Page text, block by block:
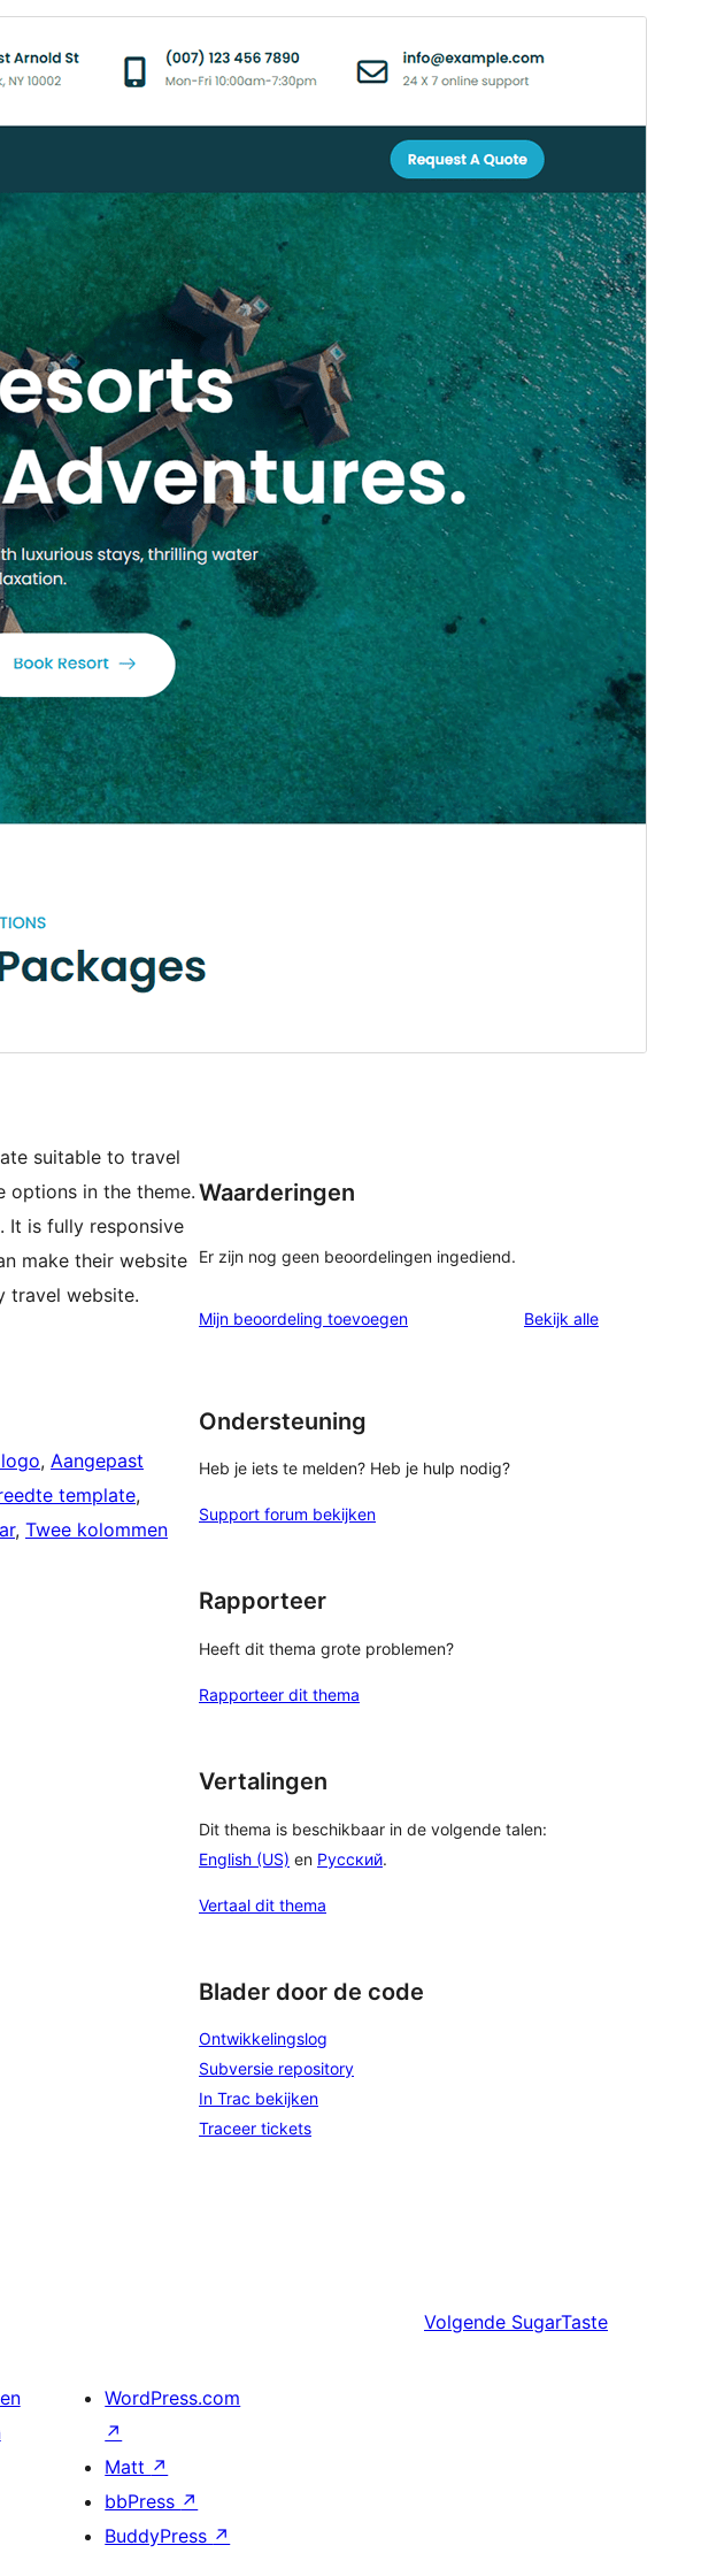
Versie
PHP versie
5.6
Thema homepage
suitable to travel
options in the theme.
It is fully responsive
make their website
travel website.
, Aangepast
template
, Twee kolommen
Waarderingen
Er zijn nog geen beoordelingen ingediend.
Mijn beoordeling toevoegen Bekijk allebeoordelingen
Ondersteuning
Heb je iets te melden? Heb je hulp nodig?
Support forum bekijken
Rapporteer
Heeft dit thema grote problemen?
Rapporteer dit thema
Vertalingen
Dit thema is beschikbaar in de volgende talen:
English (US) en Русский.
Vertaal dit thema
Blader door de code
Ontwikkelingslog
Subversie repository
In Trac bekijken
Traceer tickets
Volgende SugarTaste
WordPress.com
↗
Matt ↗
bbPress ↗
BuddyPress ↗